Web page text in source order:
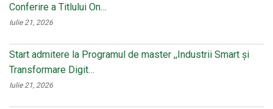
Conferire a Titlului On…
Iulie 21, 2026
Start admitere la Programul de master ,,Industrii Smart și
Transformare Digit…
Iulie 21, 2026